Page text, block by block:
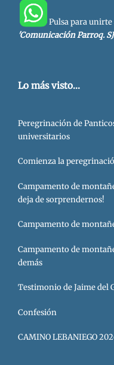
Pulsa para
'Comunicación Parroq.
Lo más visto...
Peregrinación de
universitarios
Comienza la
Campamento de
deja de sorprendernos!
Campamento de
Campamento de
demás
Testimonio de Jaime del
Confesión
CAMINO LEBANIEGO